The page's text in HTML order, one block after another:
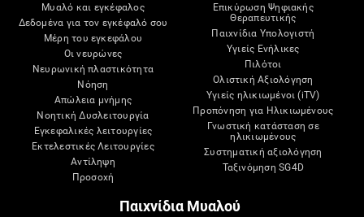
Μυαλό και εγκέφαλος
Δεδομένα για τον εγκέφαλό σου
Μέρη του εγκεφάλου
Οι νευρώνες
Νευρωνική πλαστικότητα
Νόηση
Απώλεια μνήμης
Νοητική Δυσλειτουργία
Εγκεφαλικές λειτουργίες
Εκτελεστικές Λειτουργίες
Αντίληψη
Προσοχή
Επικύρωση Ψηφιακής
Θεραπευτικής
Παιχνίδια Υπολογιστή
Υγιείς Ενήλικες
Πιλότοι
Ολιστική Αξιολόγηση
Υγιείς ηλικιωμένοι (iTV)
Προπόνηση για Ηλικιωμένους
Γνωστική κατάσταση σε
ηλικιωμένους
Συστηματική αξιολόγηση
Ταξινόμηση SG4D
Παιχνίδια Μυαλού